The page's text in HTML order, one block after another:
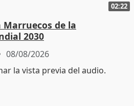
02:22
de la
2030
08/08/2026